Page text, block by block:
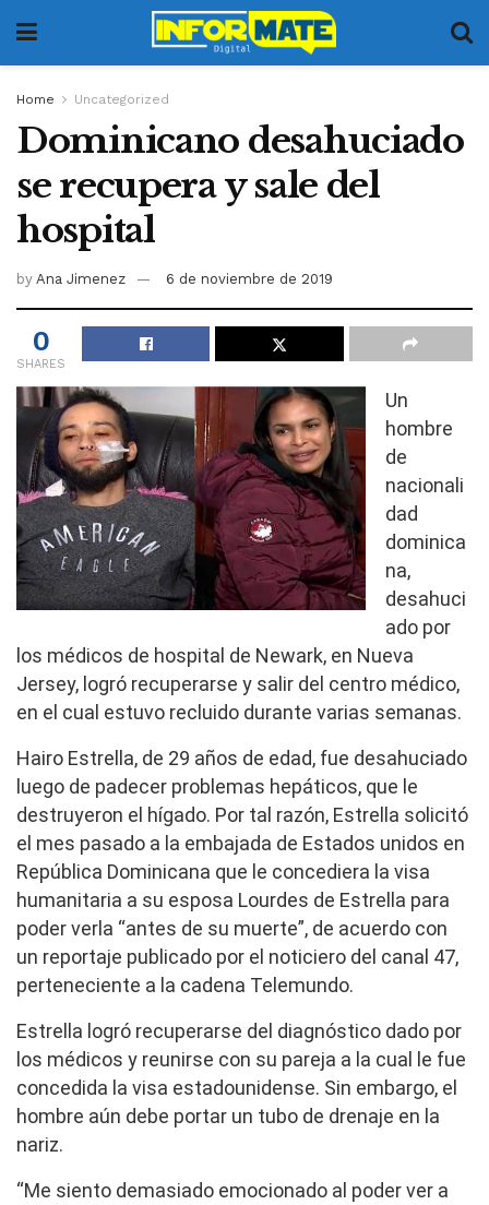
Home Uncategorized
Dominicano desahuciado
se recupera y sale del
hospital
by Ana Jimenez 6 de noviembre de 2019
0
SHARES
Un
hombre
de
nacionali
dad
dominica
na,
desahuci
ado por
los médicos de hospital de Newark, en Nueva
Jersey, logró recuperarse y salir del centro médico,
en el cual estuvo recluido durante varias semanas.
Hairo Estrella, de 29 años de edad, fue desahuciado
luego de padecer problemas hepáticos, que le
destruyeron el hígado. Por tal razón, Estrella solicitó
el mes pasado a la embajada de Estados unidos en
República Dominicana que le concediera la visa
humanitaria a su esposa Lourdes de Estrella para
poder verla “antes de su muerte”, de acuerdo con
un reportaje publicado por el noticiero del canal 47,
perteneciente a la cadena Telemundo.
Estrella logró recuperarse del diagnóstico dado por
los médicos y reunirse con su pareja a la cual le fue
concedida la visa estadounidense. Sin embargo, el
hombre aún debe portar un tubo de drenaje en la
nariz.
“Me siento demasiado emocionado al poder ver a